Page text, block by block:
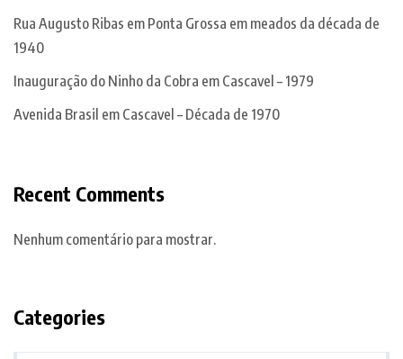
Rua Augusto Ribas em Ponta Grossa em meados da década de
1940
Inauguração do Ninho da Cobra em Cascavel – 1979
Avenida Brasil em Cascavel – Década de 1970
Recent Comments
Nenhum comentário para mostrar.
Categories